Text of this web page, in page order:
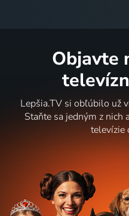
Objavte
Lepšia.TV si obľúbilo už
Staňte sa jedným z nich
televízie